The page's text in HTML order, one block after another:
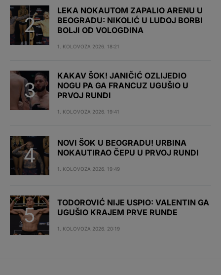
LEKA NOKAUTOM ZAPALIO ARENU U
BEOGRADU: NIKOLIĆ U LUDOJ BORBI
BOLJI OD VOLOGDINA
1. KOLOVOZA 2026. 18:21
KAKAV ŠOK! JANIČIĆ OZLIJEDIO
NOGU PA GA FRANCUZ UGUŠIO U
PRVOJ RUNDI
1. KOLOVOZA 2026. 19:41
NOVI ŠOK U BEOGRADU! URBINA
NOKAUTIRAO ČEPU U PRVOJ RUNDI
1. KOLOVOZA 2026. 19:49
TODOROVIĆ NIJE USPIO: VALENTIN GA
UGUŠIO KRAJEM PRVE RUNDE
1. KOLOVOZA 2026. 20:19